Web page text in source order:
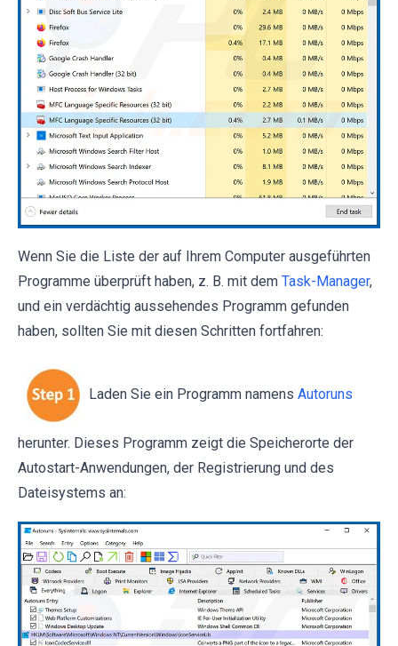
Wenn Sie die Liste der auf Ihrem Computer ausgeführten
Programme überprüft haben, z. B. mit dem Task-Manager,
und ein verdächtig aussehendes Programm gefunden
haben, sollten Sie mit diesen Schritten fortfahren:
Laden Sie ein Programm namens Autoruns
herunter. Dieses Programm zeigt die Speicherorte der
Autostart-Anwendungen, der Registrierung und des
Dateisystems an: